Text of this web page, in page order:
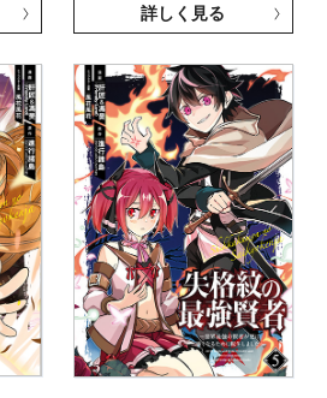
詳しく見る